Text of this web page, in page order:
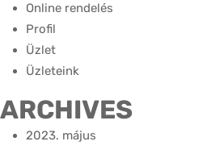
Online rendelés
Profil
Üzlet
Üzleteink
ARCHIVES
2023. május